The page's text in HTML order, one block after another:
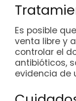
Es posible
venta libre y
controlar el
antibióticos,
evidencia de